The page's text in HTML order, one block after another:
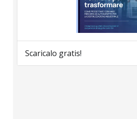
Scaricalo gratis!